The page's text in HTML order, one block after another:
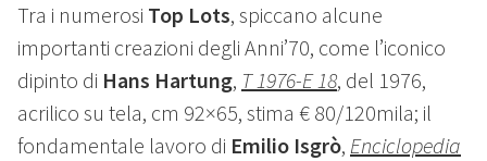
Tra i numerosi Top Lots, spiccano alcune
importanti creazioni degli Anni’70, come l’iconico
dipinto di Hans Hartung, T 1976-E 18, del 1976,
acrilico su tela, cm 92×65, stima € 80/120mila; il
fondamentale lavoro di Emilio Isgrò, Enciclopedia